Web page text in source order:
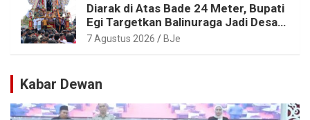
Diarak di Atas Bade 24 Meter, Bupati
Egi Targetkan Balinuraga Jadi Desa
Wisata Budaya 2027
7 Agustus 2026 BJe
Kabar Dewan